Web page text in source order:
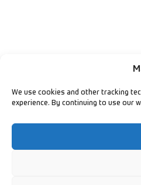
We use cookies and other tracking
experience. By continuing to use our